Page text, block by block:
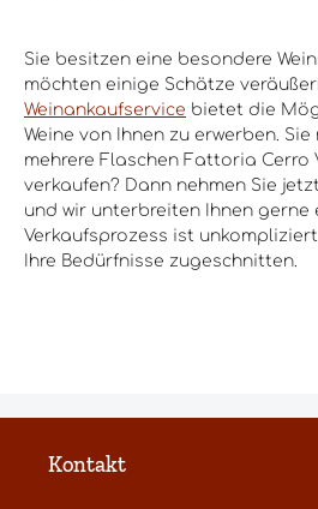
Sie besitzen eine besondere
möchten einige Schätze
Weinankaufservice bietet die
Weine von Ihnen zu erwerben.
mehrere Flaschen Fattoria Cerro
verkaufen? Dann nehmen Sie
und wir unterbreiten Ihnen gerne
Verkaufsprozess ist
Ihre Bedürfnisse zugeschnitten.
Kontakt